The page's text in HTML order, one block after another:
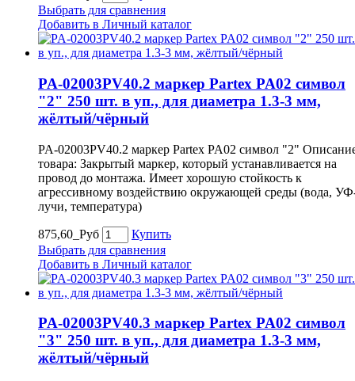
Выбрать для сравнения
Добавить в Личный каталог
PA-02003PV40.2 маркер Partex PA02 символ
"2" 250 шт. в уп., для диаметра 1.3-3 мм,
жёлтый/чёрный
PA-02003PV40.2 маркер Partex PA02 символ "2"
товара: Закрытый маркер, который устанавливается на
провод до монтажа. Имеет хорошую стойкость к
агрессивному воздействию окружающей среды (вода,
лучи, температура)
875,60_Руб
Купить
Выбрать для сравнения
Добавить в Личный каталог
PA-02003PV40.3 маркер Partex PA02 символ
"3" 250 шт. в уп., для диаметра 1.3-3 мм,
жёлтый/чёрный